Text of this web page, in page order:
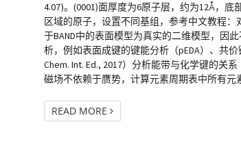
4.07 )。(0001)面厚度为6原子层，约为12Å ，
区域的原子，设置不同基组，参考中文教程
于BAND中的表面模型为真实的二维模型，因
析，例如表面成键的键能分析（pEDA）、共
Chem. Int. Ed., 2017）分析能带与化学键的关
磁场不依赖于赝势，计算元素周期表中所有元
READ MORE